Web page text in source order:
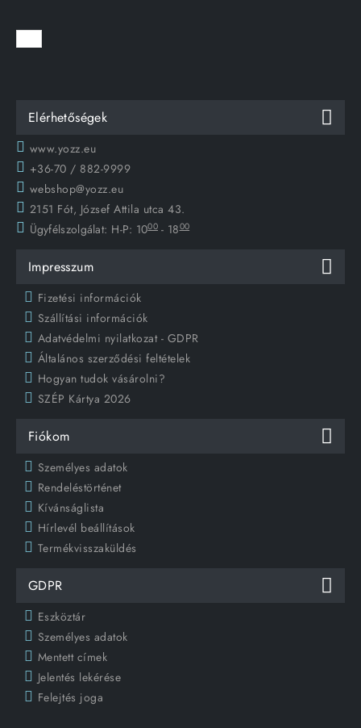
Elérhetőségek
www.yozz.eu
+36-70 / 882-9999
webshop@yozz.eu
2151 Fót, József Attila utca 43.
Ügyfélszolgálat: H-P: 1000 - 1800
Impresszum
Fizetési információk
Szállítási információk
Adatvédelmi nyilatkozat - GDPR
Általános szerződési feltételek
Hogyan tudok vásárolni?
SZÉP Kártya 2026
Fiókom
Személyes adatok
Rendeléstörténet
Kívánságlista
Hírlevél beállítások
Termékvisszaküldés
GDPR
Eszköztár
Személyes adatok
Mentett címek
Jelentés lekérése
Felejtés joga